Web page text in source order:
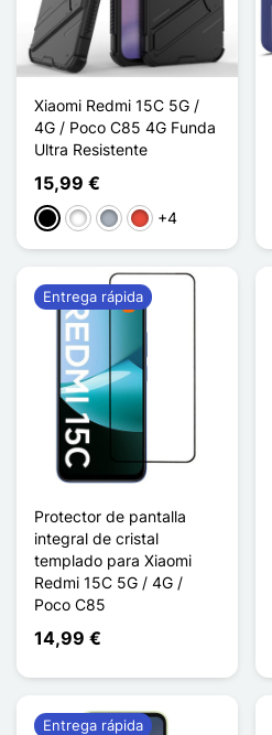
Xiaomi Redmi 15C 5G /
4G / Poco C85 4G Funda
Ultra Resistente
15,99 €
NegroBlanco
Gris Rojo+4
Protector de pantalla
integral de cristal
templado para Xiaomi
Redmi 15C 5G / 4G /
Poco C85
14,99 €
Entrega rápida
Entrega rápida